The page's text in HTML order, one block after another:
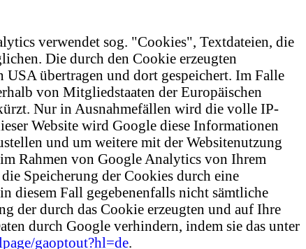
verwendet sog. "Cookies", Textdateien, die
Die durch den Cookie erzeugten
übertragen und dort gespeichert. Im Falle
von Mitgliedstaaten der Europäischen
Nur in Ausnahmefällen wird die volle IP-
Website wird Google diese Informationen
und um weitere mit der Websitenutzung
Rahmen von Google Analytics von Ihrem
Speicherung der Cookies durch eine
diesem Fall gegebenenfalls nicht sämtliche
der durch das Cookie erzeugten und auf Ihre
durch Google verhindern, indem sie das unter
gaoptout?hl=de.